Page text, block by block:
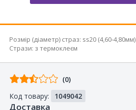
Розмір (діаметр) страз: ss20 (4,60-4,80мм)
Стрази: з термоклеєм
Відгуків
покупців
(0)
Код товару:
1049042
Доставка